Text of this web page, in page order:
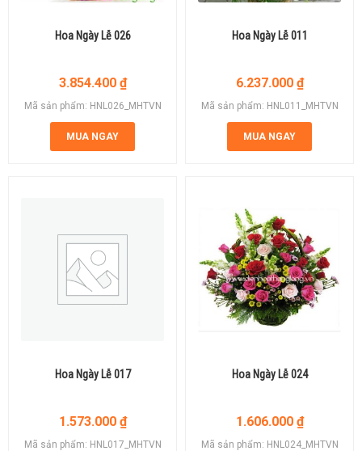
Hoa Ngày Lễ 026
3.854.400 ₫
Mã sản phẩm: HNL026_MHTVN
MUA NGAY
Hoa Ngày Lễ 011
6.237.000 ₫
Mã sản phẩm: HNL011_MHTVN
MUA NGAY
Hoa Ngày Lễ 017
1.573.000 ₫
Mã sản phẩm: HNL017_MHTVN
Hoa Ngày Lễ 024
1.606.000 ₫
Mã sản phẩm: HNL024_MHTVN